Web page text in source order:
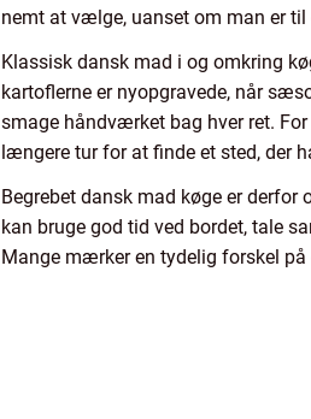
nemt at vælge, uanset om man er
Klassisk dansk mad i og omkring
kartoflerne er nyopgravede, når
smage håndværket bag hver ret.
længere tur for at finde et sted, der
Begrebet dansk mad køge er
kan bruge god tid ved bordet, tale
Mange mærker en tydelig forskel